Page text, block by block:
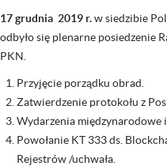
17 grudnia 2019 r.w siedzibie
odbyło się plenarne posiedzenie
PKN.
Przyjęcie porządku obrad.
Zatwierdzenie protokołu z
Wydarzenia międzynarodowe
Powołanie KT 333 ds.
Rejestrów /uchwała.